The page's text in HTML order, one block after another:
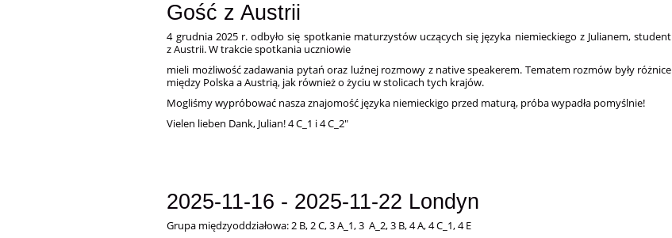
Gość z Austrii
4 grudnia 2025 r. odbyło się spotkanie maturzystów uczących się języka niemieckiego z Julianem, student
z Austrii. W trakcie spotkania uczniowie
mieli możliwość zadawania pytań oraz luźnej rozmowy z native speakerem. Tematem rozmów były różnice
między Polska a Austrią, jak również o życiu w stolicach tych krajów.
Mogliśmy wypróbować nasza znajomość języka niemieckigo przed maturą, próba wypadła pomyślnie!
Vielen lieben Dank, Julian! 4 C_1 i 4 C_2"
2025-11-16 - 2025-11-22 Londyn
Grupa międzyoddziałowa: 2 B, 2 C, 3 A_1, 3 A_2, 3 B, 4 A, 4 C_1, 4 E